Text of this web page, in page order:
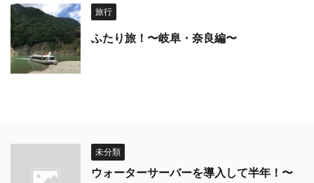
旅行
ふたり旅！〜岐阜・奈良編〜
未分類
ウォーターサーバーを導入して半年！〜